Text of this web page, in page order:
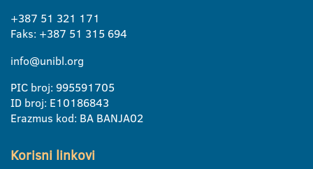
+387 51 321 171
Faks: +387 51 315 694
info@unibl.org
PIC broj: 995591705
ID broj: E10186843
Erazmus kod: BA BANJA02
Korisni linkovi